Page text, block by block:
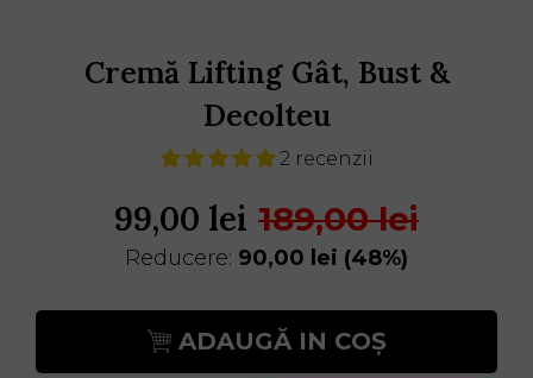
Cremă Lifting Gât, Bust &
Decolteu
2 recenzii
99,00 lei 189,00 lei
Reducere: 90,00 lei (48%)
ADAUGĂ IN COȘ